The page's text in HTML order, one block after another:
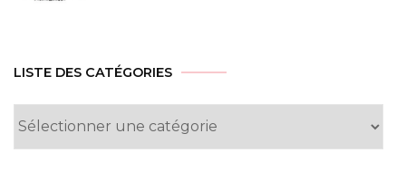
LISTE DES CATÉGORIES